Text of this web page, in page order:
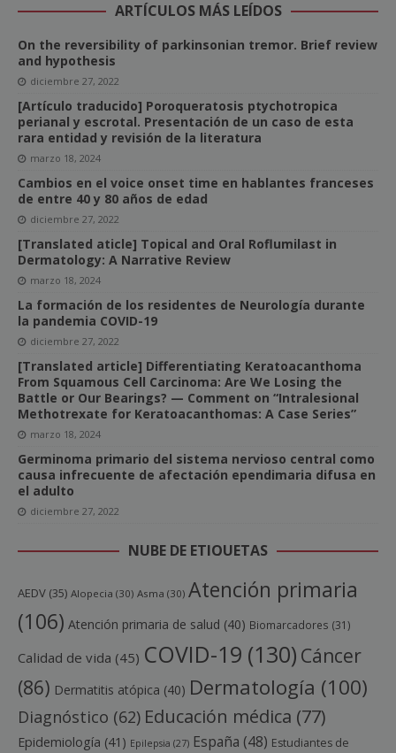
ARTÍCULOS MÁS LEÍDOS
On the reversibility of parkinsonian tremor. Brief review
and hypothesis
diciembre 27, 2022
[Artículo traducido] Poroqueratosis ptychotropica
perianal y escrotal. Presentación de un caso de esta
rara entidad y revisión de la literatura
marzo 18, 2024
Cambios en el voice onset time en hablantes franceses
de entre 40 y 80 años de edad
diciembre 27, 2022
[Translated aticle] Topical and Oral Roflumilast in
Dermatology: A Narrative Review
marzo 18, 2024
La formación de los residentes de Neurología durante
la pandemia COVID-19
diciembre 27, 2022
[Translated article] Differentiating Keratoacanthoma
From Squamous Cell Carcinoma: Are We Losing the
Battle or Our Bearings? — Comment on “Intralesional
Methotrexate for Keratoacanthomas: A Case Series”
marzo 18, 2024
Germinoma primario del sistema nervioso central como
causa infrecuente de afectación ependimaria difusa en
el adulto
diciembre 27, 2022
NUBE DE ETIQUETAS
AEDV (35) Alopecia (30) Asma (30) Atención primaria
(106) Atención primaria de salud (40) Biomarcadores (31)
Calidad de vida (45) COVID-19 (130) Cáncer
(86) Dermatitis atópica (40) Dermatología (100)
Diagnóstico (62) Educación médica (77)
Epidemiología (41) Epilepsia (27) España (48) Estudiantes de